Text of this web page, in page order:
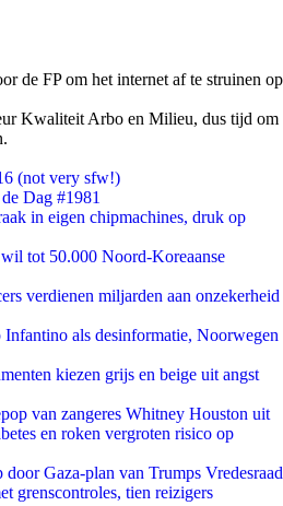
de FP om het internet af te struinen op
Kwaliteit Arbo en Milieu, dus tijd om
(not very sfw!)
Dag #1981
in eigen chipmachines, druk op
tot 50.000 Noord-Koreaanse
verdienen miljarden aan onzekerheid
als desinformatie, Noorwegen
kiezen grijs en beige uit angst
van zangeres Whitney Houston uit
en roken vergroten risico op
door Gaza-plan van Trumps Vredesraad
grenscontroles, tien reizigers